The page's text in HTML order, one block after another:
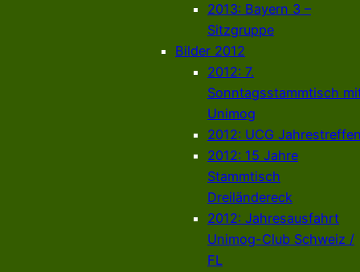
2013: Bayern 3 –
Sitzgruppe
Bilder 2012
2012: 7.
Sonntagsstammtisch
Unimog
2012: UCG
2012: 15 Jahre
Stammtisch
Dreiländereck
2012: Jahresausfahrt
Unimog-Club Schweiz /
FL